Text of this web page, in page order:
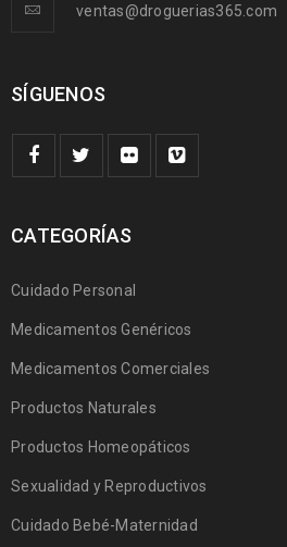
ventas@droguerias365.com
SÍGUENOS
CATEGORÍAS
Cuidado Personal
Medicamentos Genéricos
Medicamentos Comerciales
Productos Naturales
Productos Homeopáticos
Sexualidad y Reproductivos
Cuidado Bebé-Maternidad